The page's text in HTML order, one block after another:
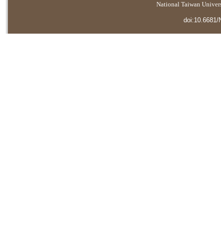
National Taiwan
doi:10.6681/